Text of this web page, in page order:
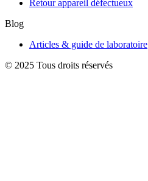
Retour appareil défectueux
Blog
Articles & guide de laboratoire
© 2025 Tous droits réservés